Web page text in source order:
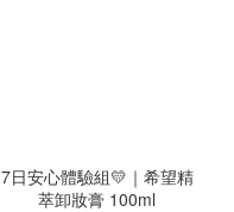
7日安心體驗組💛｜希望精
萃卸妝膏 100ml